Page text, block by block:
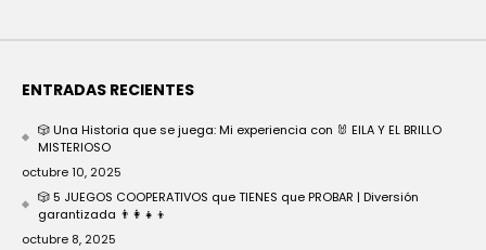
ENTRADAS RECIENTES
🎲 Una Historia que se juega: Mi experiencia con 🐰 EILA Y EL BRILLO
MISTERIOSO
octubre 10, 2025
🎲 5 JUEGOS COOPERATIVOS que TIENES que PROBAR | Diversión
garantizada 👨‍👩‍👧‍👦
octubre 8, 2025